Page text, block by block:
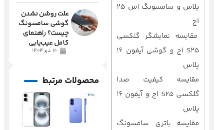
پلاس و سامسونگ اس 25
اج
مقایسه نمایشگر گلکسی
S25 اج و گوشی آیفون 16
پلاس
مقایسه کیفیت صدا
گلکسی S25 اج و آیفون 16
پلاس
مقایسه باتری سامسونگ
علت روشن نشدن
گوشی سامسونگ
چیست؟ راهنمای
کامل عیب‌یابی
10 دی1404
محصولات مرتبط